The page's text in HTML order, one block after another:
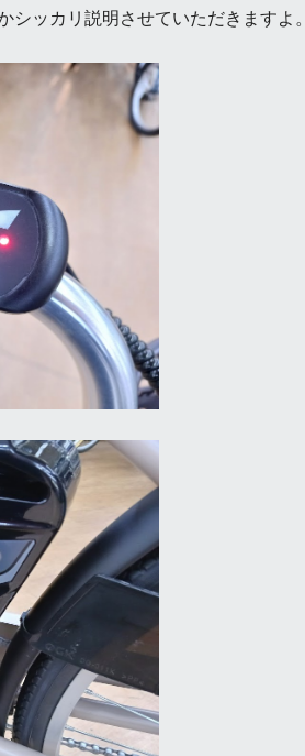
ッカリ説明させていただきますよ。